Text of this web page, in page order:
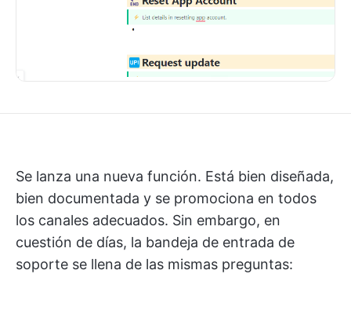
Se lanza una nueva función. Está bien diseñada,
bien documentada y se promociona en todos
los canales adecuados. Sin embargo, en
cuestión de días, la bandeja de entrada de
soporte se llena de las mismas preguntas: